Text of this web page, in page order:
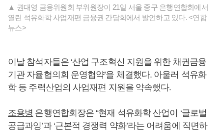
▲ 권대영 금융위원회 부위원장이 21일 서울 중구 은행연합회에서
열린 석유화학 사업재편 금융권 간담회에서 발언하고 있다. <연합
뉴스>
이날 참석자들은 ‘산업 구조혁신 지원을 위한 채권금융
기관 자율협의회 운영협약’을 체결했다. 아울러 석유화
학 등 주력산업의 사업재편 지원을 약속했다.
조용병 은행연합회장은 “현재 석유화학 산업이 ‘글로벌
공급과잉’과 ‘근본적 경쟁력 약화’라는 어려움에 직면하